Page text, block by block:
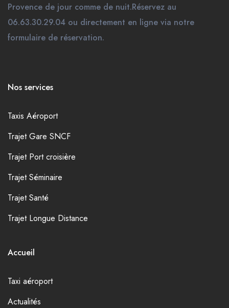
Provence de jour comme de nuit.Réservez au
06.63.30.29.04 ou directement en ligne via notre
formulaire de réservation.
Nos services
Taxis Aéroport
Trajet Gare SNCF
Trajet Port croisière
Trajet Séminaire
Trajet Santé
Trajet Longue Distance
Accueil
Taxi aéroport
Actualités